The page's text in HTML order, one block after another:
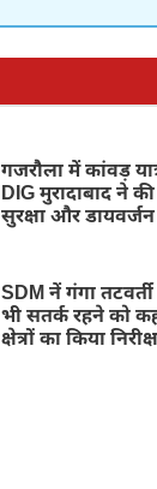
गजरौला में कांवड़
DIG मुरादाबाद ने
सुरक्षा और
SDM नें गंगा तटवर्ती
भी सतर्क रहने को
क्षेत्रों का किया